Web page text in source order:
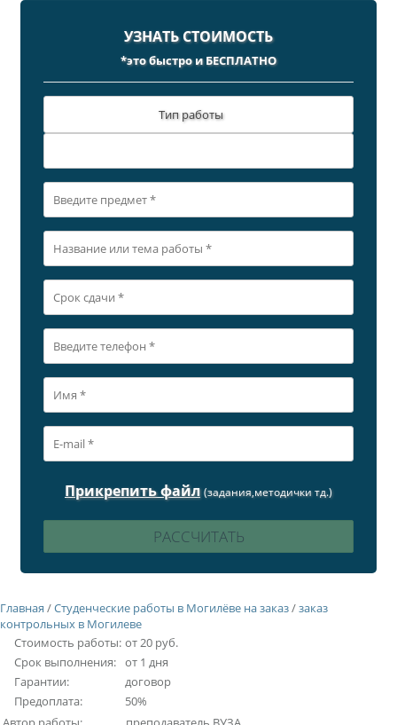
УЗНАТЬ СТОИМОСТЬ
*это быстро и БЕСПЛАТНО
Тип работы
Прикрепить файл (задания,методички тд.)
Главная /Студенческие работы в Могилёве на заказ/заказ
контрольных в Могилеве
Стоимость работы: от 20 руб.
Срок выполнения: от 1 дня
Гарантии:
договор
Предоплата:
50%